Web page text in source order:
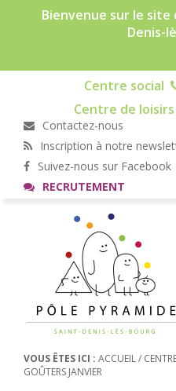
Bienvenue sur le site
Denis-
Centre social
Centre de loisirs
Contactez-nous
Inscription à notre
Suivez-nous sur Facebook
RECRUTEMENT
VOUS ÊTES ICI : ACCUEIL/
GOÛTERS JANVIER